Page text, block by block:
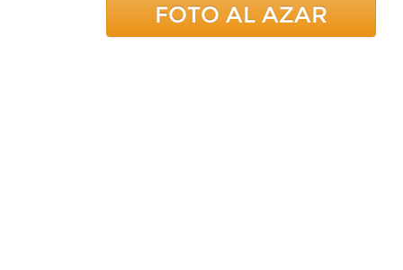
FOTO AL AZAR